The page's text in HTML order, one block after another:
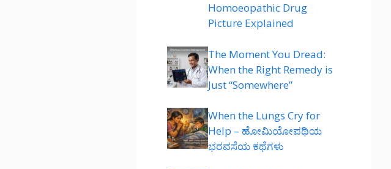
Homoeopathic Drug
Picture Explained
The Moment You Dread:
When the Right Remedy is
Just “Somewhere”
When the Lungs Cry for
Help – ಹೋಮಿಯೋಪಥಿಯ
ಭರವಸೆಯ ಕಥೆಗಳು